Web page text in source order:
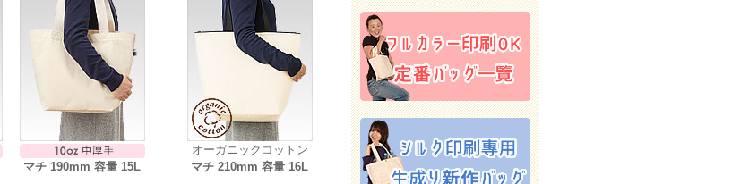
オーガニックコットン
マチ 190mm 容量 15L マチ 210mm 容量 16L